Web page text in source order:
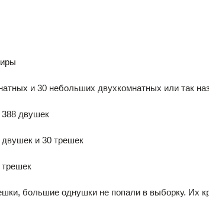
и 30 небольших двухкомнатных или так
двушек
и 30 трешек
трешек
большие однушки не попали в выборку. Их